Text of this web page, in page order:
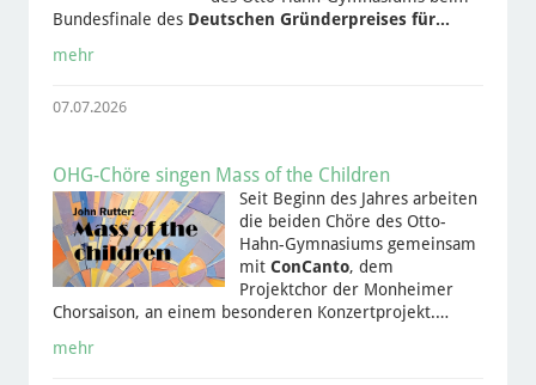
Bundesfinale des Deutschen Gründerpreises für…
mehr
07.07.2026
OHG-Chöre singen Mass of the Children
Seit Beginn des Jahres arbeiten
die beiden Chöre des Otto-
Hahn-Gymnasiums gemeinsam
mitConCanto, dem
Projektchor der Monheimer
Chorsaison, an einem besonderen Konzertprojekt.…
mehr